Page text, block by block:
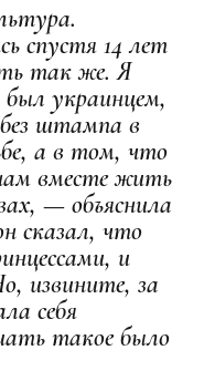
спустя 14 лет
так же. Я
был украинцем,
штампа в
а в том, что
вместе жить
— объяснила
сказал, что
и
извините, за
себя
такое было